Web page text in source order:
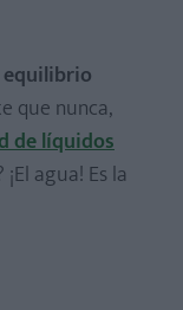
que nunca,
de líquidos
agua! Es la